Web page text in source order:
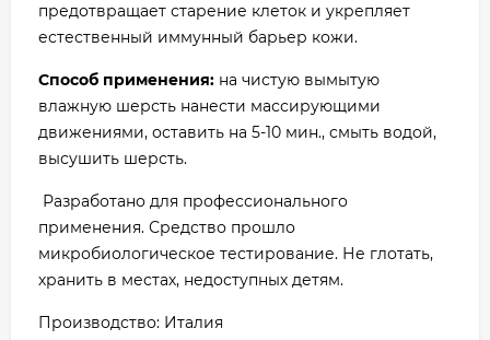
предотвращает старение клеток и укрепляет
естественный иммунный барьер кожи.
Способ применения: на чистую вымытую
влажную шерсть нанести массирующими
движениями, оставить на 5-10 мин., смыть водой,
высушить шерсть.
Разработано для профессионального
применения. Средство прошло
микробиологическое тестирование. Не глотать,
хранить в местах, недоступных детям.
Производство: Италия